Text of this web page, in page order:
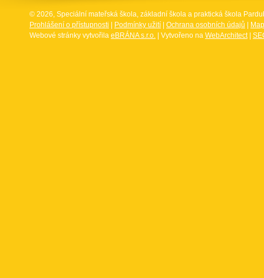
© 2026, Speciální mateřská škola, základní škola a praktická škola
Prohlášení o přístupnosti
Podmínky užití Ochrana osobních údajů
Webové stránky vytvořila eBRÁNA s.r.o. | Vytvořeno na WebArchitect|